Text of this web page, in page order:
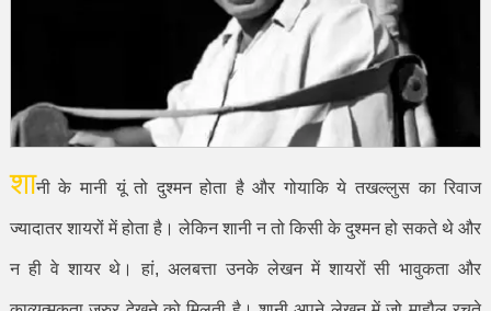
शानी के मानी यूं तो दुश्मन होता है और गोयाकि ये तखल्लुस का रिवाज
ज्यादातर शायरों में होता है। लेकिन शानी न तो किसी के दुश्मन हो सकते थे और
न ही वे शायर थे। हां,अलबत्ता उनके लेखन में शायरों सी भावुकता और